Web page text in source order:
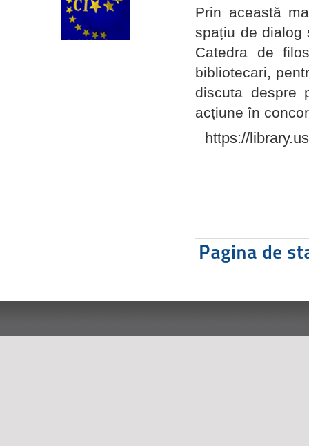
Prin această
spațiu de dialog
Catedra de
bibliotecari,
discuta despre
acțiune în
https://
Pagina de